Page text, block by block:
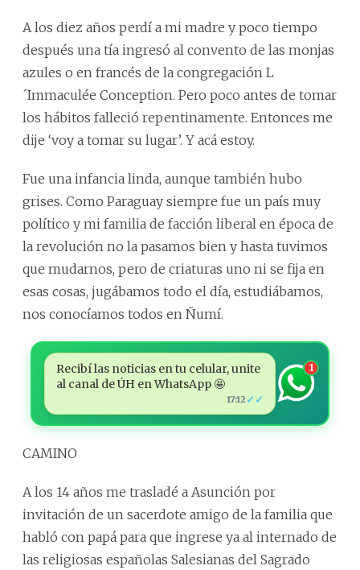
A los diez años perdí a mi madre y poco tiempo
después una tía ingresó al convento de las monjas
azules o en francés de la congregación L
´Immaculée Conception. Pero poco antes de tomar
los hábitos falleció repentinamente. Entonces me
dije ‘voy a tomar su lugar’. Y acá estoy.
Fue una infancia linda, aunque también hubo
grises. Como Paraguay siempre fue un país muy
político y mi familia de facción liberal en época de
la revolución no la pasamos bien y hasta tuvimos
que mudarnos, pero de criaturas uno ni se fija en
esas cosas, jugábamos todo el día, estudiábamos,
nos conocíamos todos en Ñumí.
Recibí las noticias en tu celular, unite
al canal de ÚH en WhatsApp 🤩
17:12 ✓✓
1
CAMINO
A los 14 años me trasladé a Asunción por
invitación de un sacerdote amigo de la familia que
habló con papá para que ingrese ya al internado de
las religiosas españolas Salesianas del Sagrado